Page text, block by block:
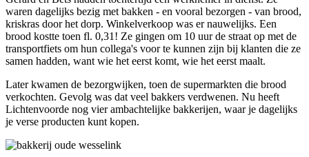
waren dagelijks bezig met bakken - en vooral bezorgen - van brood,
kriskras door het dorp. Winkelverkoop was er nauwelijks. Een
brood kostte toen fl. 0,31! Ze gingen om 10 uur de straat op met de
transportfiets om hun collega's voor te kunnen zijn bij klanten die ze
samen hadden, want wie het eerst komt, wie het eerst maalt.
Later kwamen de bezorgwijken, toen de supermarkten die brood
verkochten. Gevolg was dat veel bakkers verdwenen. Nu heeft
Lichtenvoorde nog vier ambachtelijke bakkerijen, waar je dagelijks
je verse producten kunt kopen.